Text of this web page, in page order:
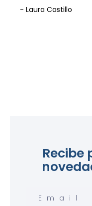
- Laura Castillo
Recibe